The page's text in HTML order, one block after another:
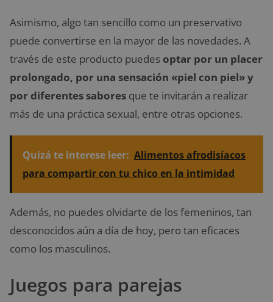
Asimismo, algo tan sencillo como un preservativo
puede convertirse en la mayor de las novedades. A
través de este producto puedes optar por un placer
prolongado, por una sensación «piel con piel» y
por diferentes sabores que te invitarán a realizar
más de una práctica sexual, entre otras opciones.
Quizá te interese leer: Alimentos afrodisíacos
para compartir con tu chico en la intimidad
Además, no puedes olvidarte de los femeninos, tan
desconocidos aún a día de hoy, pero tan eficaces
como los masculinos.
Juegos para parejas